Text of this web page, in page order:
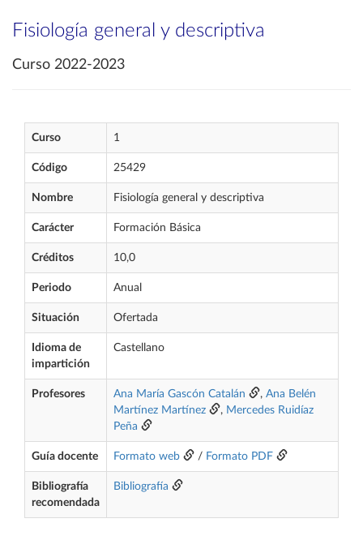
Fisiología general y descriptiva
Curso 2022-2023
Curso 1
Código 25429
Nombre Fisiología general y descriptiva
Carácter Formación Básica
Créditos 10,0
Periodo Anual
Situación Ofertada
Idioma de
impartición
Castellano
Profesores Ana María Gascón Catalán , Ana Belén
Martínez Martínez
, Mercedes Ruidíaz
Peña
Guía docente Formato web / Formato PDF
Bibliografía
recomendada
Bibliografía